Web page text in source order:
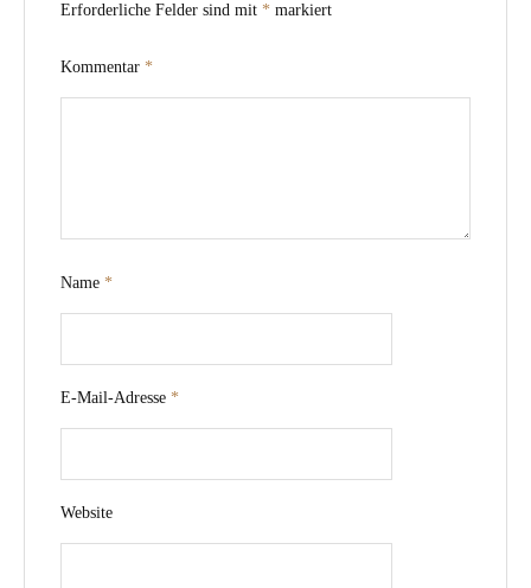
Erforderliche Felder sind mit * markiert
Kommentar *
Name *
E-Mail-Adresse *
Website